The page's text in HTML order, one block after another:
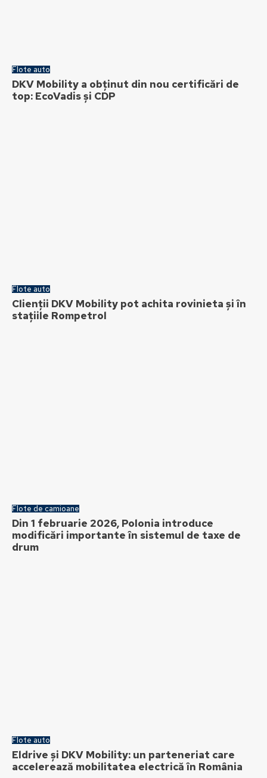
Flote auto
DKV Mobility a obținut din nou certificări de
top: EcoVadis și CDP
Flote auto
Clienții DKV Mobility pot achita rovinieta și în
stațiile Rompetrol
Flote de camioane
Din 1 februarie 2026, Polonia introduce
modificări importante în sistemul de taxe de
drum
Flote auto
Eldrive și DKV Mobility: un parteneriat care
accelerează mobilitatea electrică în România